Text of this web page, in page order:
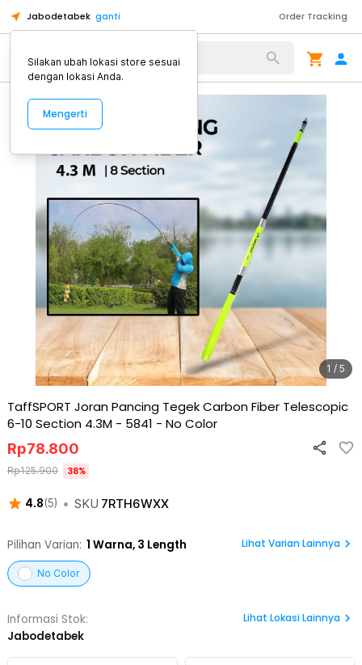
Jabodetabek ganti Order Tracking
Alat Kopi
1 / 5
TaffSPORT Joran Pancing Tegek Carbon Fiber Telescopic
6-10 Section 4.3M - 5841 - No Color
4.8(5) • SKU 7RTH6WXX
Rp78.800
Rp125.900 38%
Pilihan Varian: 1 Warna, 3 Length Lihat Varian Lainnya
No Color
Informasi Stok:
Jabodetabek
Lihat Lokasi Lainnya
Silakan ubah lokasi store sesuai
dengan lokasi Anda.
Mengerti